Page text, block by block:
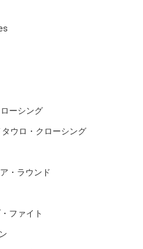
ーシング
タウロ・クローシング
・ラウンド
ファイト